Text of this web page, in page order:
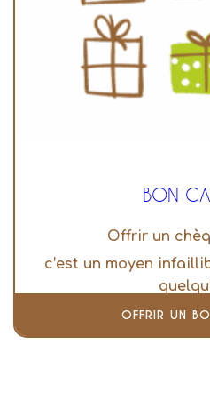
BON
Offrir un
c’est un moyen
OFFRIR UN